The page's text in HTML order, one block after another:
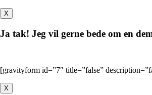
X
Ja tak! Jeg vil gerne bede om en
[gravityform id=”7″ title=”false”
X